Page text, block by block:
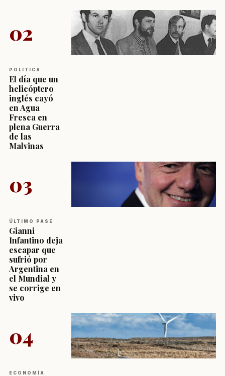
02
POLÍTICA
El día que un
helicóptero
inglés cayó
en Agua
Fresca en
plena Guerra
de las
Malvinas
03
ÚLTIMO PASE
Gianni
Infantino deja
escapar que
sufrió por
Argentina en
el Mundial y
se corrige en
vivo
04
ECONOMÍA